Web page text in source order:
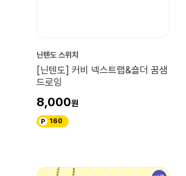
닌텐도 스위치
[닌텐도] 커비 넥스트랩&숄더 꿈샘
드로잉
8,000
160